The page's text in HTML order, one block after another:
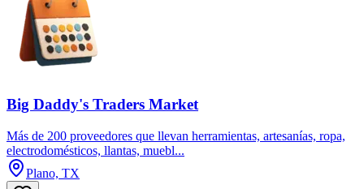
Big Daddy's Traders Market
Más de 200 proveedores que llevan herramientas, artesanías, ropa,
electrodomésticos, llantas, muebl...
Plano, TX